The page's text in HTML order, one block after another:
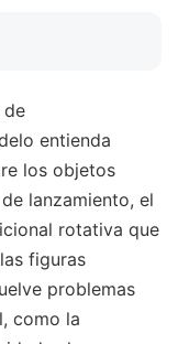
de
entienda
los objetos
lanzamiento, el
rotativa que
figuras
problemas
como la